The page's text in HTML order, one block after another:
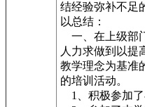
结经验弥补不足
以总结：
一、在上级部
人力求做到以提
教学理念为基准
的培训活动。
1、积极参加了